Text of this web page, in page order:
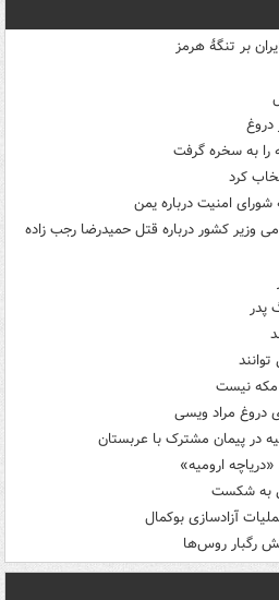
بر تنگۀ هرمز
دروغ
را به سخره گرفت
کرد
امنیت درباره یمن
وزیر کشور درباره قتل حمیدرضا رجب زاده
پدر
مکه نیست
دروغ مراد ویسی
در پیمان مشترک با عربستان
ارومیه»
به شکست
آزادسازی بوکمال
رگبار روس‌ها